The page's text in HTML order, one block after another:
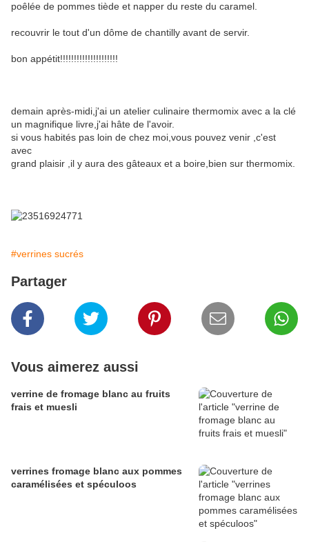
poêlée de pommes tiède et napper du reste du caramel.
recouvrir le tout d'un dôme de chantilly avant de servir.
bon appétit!!!!!!!!!!!!!!!!!!!!!
demain après-midi,j'ai un atelier culinaire thermomix avec a la clé
un magnifique livre,j'ai hâte de l'avoir.
si vous habités pas loin de chez moi,vous pouvez venir ,c'est
avec
grand plaisir ,il y aura des gâteaux et a boire,bien sur thermomix.
#verrines sucrés
Partager
Vous aimerez aussi
verrine de fromage blanc au fruits
frais et muesli
verrines fromage blanc aux pommes
caramélisées et spéculoos